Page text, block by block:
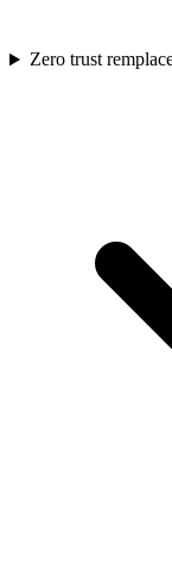
Zero trust